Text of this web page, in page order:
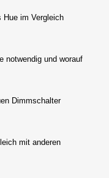
Hue im Vergleich
notwendig und worauf
Dimmschalter
mit anderen